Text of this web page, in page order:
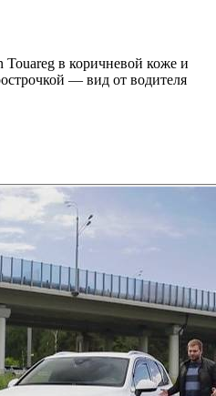
Touareg в коричневой коже и
— вид от водителя